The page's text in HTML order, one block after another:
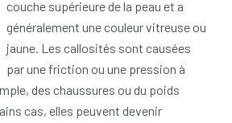
couche supérieure de la peau et a
généralement une couleur vitreuse ou
jaune. Les callosités sont causées
par une friction ou une pression à
des chaussures ou du poids
cas, elles peuvent devenir